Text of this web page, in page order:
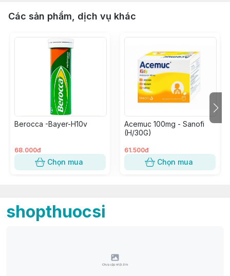
Các sản phẩm, dịch vụ khác
Berocca -Bayer-H10v
68.000đ
Chọn mua
Acemuc 100mg - Sanofi
(H/30G)
61.500đ
Chọn mua
shopthuocsi